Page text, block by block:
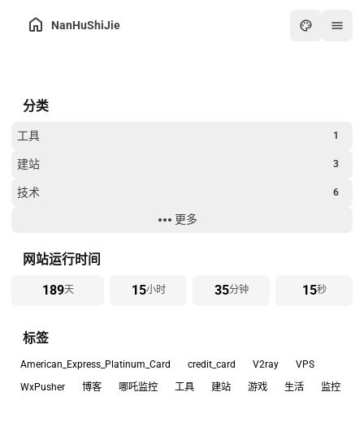
NanHuShiJie
分类
工具 1
建站 3
技术 6
过年
更多
网站运行时间
189天 15小时 35分钟 15秒
标签
American_Express_Platinum_Card credit_card V2ray
VPS
WxPusher
博客 哪吒监控 工具 建站 游戏 生活 监控